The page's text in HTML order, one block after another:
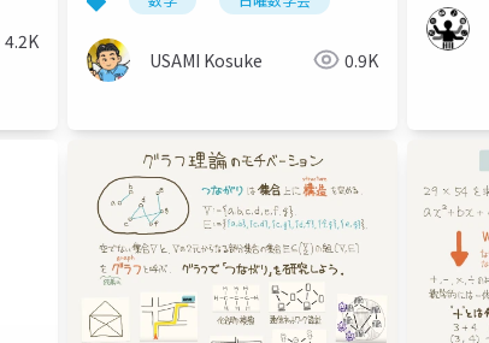
4.2K
USAMI Kosuke 0.9K